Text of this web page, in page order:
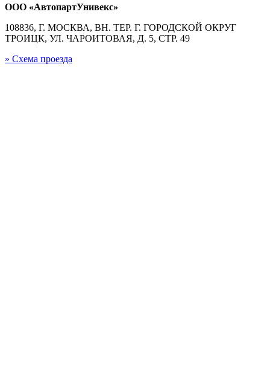
ООО «АвтопартУнивекс»
108836, Г. МОСКВА, ВН. ТЕР. Г. ГОРОДСКОЙ ОКРУГ
ТРОИЦК, УЛ. ЧАРОИТОВАЯ, Д. 5, СТР. 49
» Схема проезда